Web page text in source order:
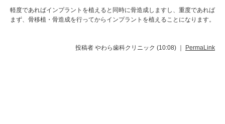
軽度であればインプラントを植えると同時に骨造成しますし、重度であれば
まず、骨移植・骨造成を行ってからインプラントを植えることになります。
投稿者 やわら歯科クリニック (10:08) ｜ PermaLink